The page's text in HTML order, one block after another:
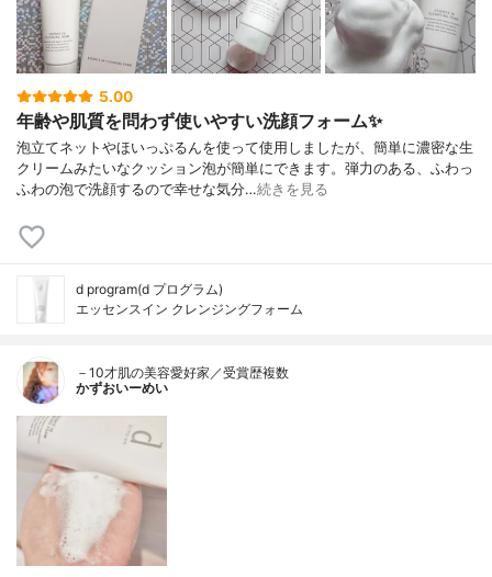
5.00
年齢や肌質を問わず使いやすい洗顔フォーム✨
泡立てネットやほいっぷるんを使って使用しましたが、簡単に濃密な生
クリームみたいなクッション泡が簡単にできます。弾力のある、ふわっ
ふわの泡で洗顔するので幸せな気分…続きを見る
d program(d プログラム)
エッセンスイン クレンジングフォーム
－10才肌の美容愛好家／受賞歴複数
かずおいーめい